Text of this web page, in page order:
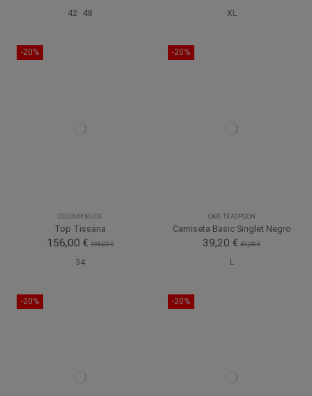
42 48 XL
-20%
COLOUR NUDE
Top Tissana
156,00 € 195,00 €
34
-20%
ONE TEASPOON
Camiseta Basic Singlet Negro
39,20 € 49,00 €
L
-20% -20%